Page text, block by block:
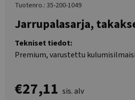
Tuotenro.: 35-200-1049
Jarrupalasarja,
Tekniset tiedot:
Premium, varustettu
€27,11 sis. alv